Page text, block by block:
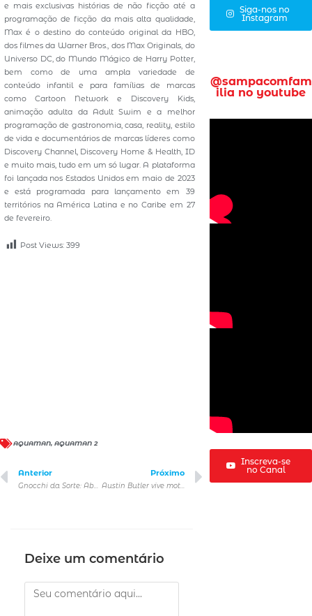
e mais exclusivas histórias de não ficção até a
programação de ficção da mais alta qualidade,
Max é o destino do conteúdo original da HBO,
dos filmes da Warner Bros., dos Max Originals, do
Universo DC, do Mundo Mágico de Harry Potter,
bem como de uma ampla variedade de
conteúdo infantil e para famílias de marcas
como Cartoon Network e Discovery Kids,
animação adulta da Adult Swim e a melhor
programação de gastronomia, casa, reality, estilo
de vida e documentários de marcas líderes como
Discovery Channel, Discovery Home & Health, ID
e muito mais, tudo em um só lugar. A plataforma
foi lançada nos Estados Unidos em maio de 2023
e está programada para lançamento em 39
territórios na América Latina e no Caribe em 27
de fevereiro.
Post Views: 399
AQUAMAN, AQUAMAN 2
Anterior Próximo
Austin Butler vive motoqueiro de uma gangue em trailer de Clube dos Vândalos, novo longa da Universal Pictures
Deixe um comentário
Siga-nos no
Instagram
@sampacomfam
ilia no youtube
Inscreva-se
no Canal